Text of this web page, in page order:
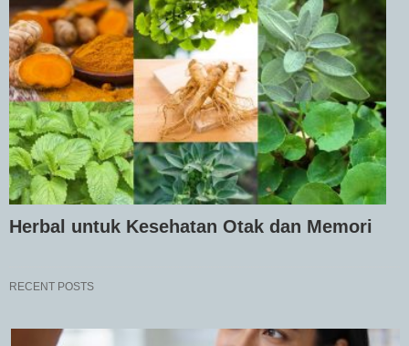
Herbal untuk Kesehatan Otak dan Memori
RECENT POSTS